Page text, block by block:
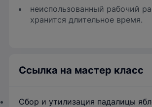
неиспользованный рабочий
хранится длительное время.
Ссылка на мастер класс
Сбор и утилизация падалицы